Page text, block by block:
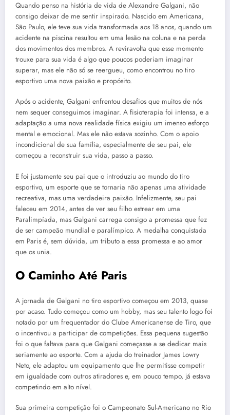
Quando penso na história de vida de Alexandre Galgani, não
consigo deixar de me sentir inspirado. Nascido em Americana,
São Paulo, ele teve sua vida transformada aos 18 anos, quando um
acidente na piscina resultou em uma lesão na coluna e na perda
dos movimentos dos membros. A reviravolta que esse momento
trouxe para sua vida é algo que poucos poderiam imaginar
superar, mas ele não só se reergueu, como encontrou no tiro
esportivo uma nova paixão e propósito.
Após o acidente, Galgani enfrentou desafios que muitos de nós
nem sequer conseguimos imaginar. A fisioterapia foi intensa, e a
adaptação a uma nova realidade física exigiu um imenso esforço
mental e emocional. Mas ele não estava sozinho. Com o apoio
incondicional de sua família, especialmente de seu pai, ele
começou a reconstruir sua vida, passo a passo.
E foi justamente seu pai que o introduziu ao mundo do tiro
esportivo, um esporte que se tornaria não apenas uma atividade
recreativa, mas uma verdadeira paixão. Infelizmente, seu pai
faleceu em 2014, antes de ver seu filho estrear em uma
Paralimpíada, mas Galgani carrega consigo a promessa que fez
de ser campeão mundial e paralímpico. A medalha conquistada
em Paris é, sem dúvida, um tributo a essa promessa e ao amor
que os unia.
O Caminho Até Paris
A jornada de Galgani no tiro esportivo começou em 2013, quase
por acaso. Tudo começou como um hobby, mas seu talento logo foi
notado por um frequentador do Clube Americanense de Tiro, que
o incentivou a participar de competições. Essa pequena sugestão
foi o que faltava para que Galgani começasse a se dedicar mais
seriamente ao esporte. Com a ajuda do treinador James Lowry
Neto, ele adaptou um equipamento que lhe permitisse competir
em igualdade com outros atiradores e, em pouco tempo, já estava
competindo em alto nível.
Sua primeira competição foi o Campeonato Sul-Americano no Rio